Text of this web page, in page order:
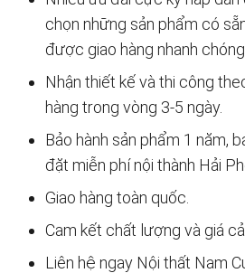
chọn những sản phẩm có
được giao hàng nhanh chóng.
Nhận thiết kế và thi công
hàng trong vòng 3-5 ngày.
Bảo hành sản phẩm 1 năm,
đặt miễn phí nội thành Hải
Giao hàng toàn quốc.
Cam kết chất lượng và giá
Liên hệ ngay Nội thất Nam